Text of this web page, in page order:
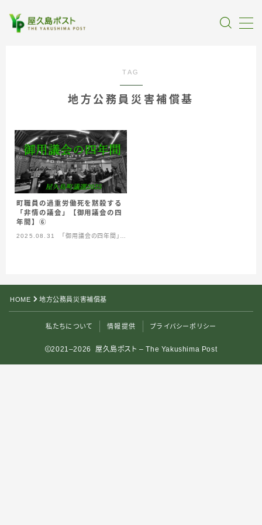
受賞・報道
情報提供
TAG
地方公務員災害補償基
町職員の過重労働死を黙殺する
「非情の議会」【御用議会の四
年間】⑥
2025.08.31
「御用議会の四年間」屋
HOME 地方公務員災害補償基
私たちについて 情報提供 プライバシーポリシー
2021–2026 屋久島ポスト – The Yakushima Post